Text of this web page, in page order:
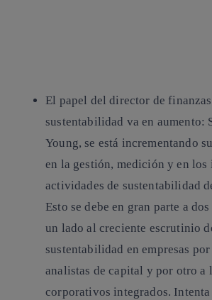
El papel del director de
sustentabilidad va en aumento:
Young, se está incrementando
en la gestión, medición y en los
actividades de sustentabilidad
Esto se debe en gran parte a
un lado al creciente escrutinio
sustentabilidad en empresas
analistas de capital y por otro a
corporativos integrados.